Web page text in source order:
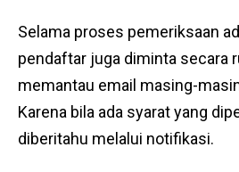
Selama proses pemeriksaan
pendaftar juga diminta secara
memantau email masing-
Karena bila ada syarat yang
diberitahu melalui notifikasi.